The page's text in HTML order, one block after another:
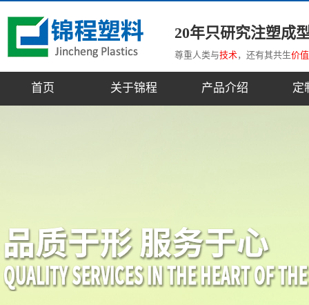
20年只研究注塑成
尊重人类与技术，还有其共生价值
首页 关于锦程 产品介绍 定